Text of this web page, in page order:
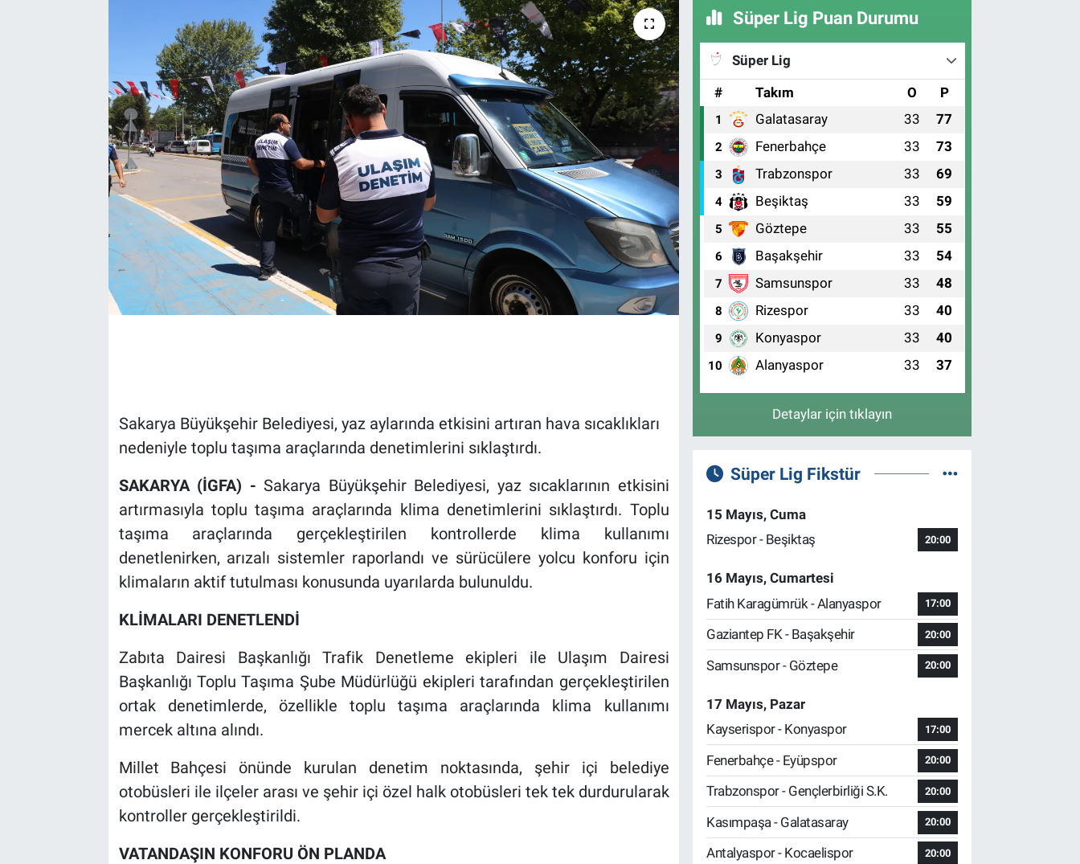
Sakarya Büyükşehir Belediyesi, yaz aylarında etkisini artıran hava sıcaklıkları
nedeniyle toplu taşıma araçlarında denetimlerini sıklaştırdı.
SAKARYA (İGFA) -Sakarya Büyükşehir Belediyesi, yaz sıcaklarının etkisini
artırmasıyla toplu taşıma araçlarında klima denetimlerini sıklaştırdı. Toplu
taşıma araçlarında gerçekleştirilen kontrollerde klima kullanımı
denetlenirken, arızalı sistemler raporlandı ve sürücülere yolcu konforu için
klimaların aktif tutulması konusunda uyarılarda bulunuldu.
KLİMALARI DENETLENDİ
Zabıta Dairesi Başkanlığı Trafik Denetleme ekipleri ile Ulaşım Dairesi
Başkanlığı Toplu Taşıma Şube Müdürlüğü ekipleri tarafından gerçekleştirilen
ortak denetimlerde, özellikle toplu taşıma araçlarında klima kullanımı
mercek altına alındı.
Millet Bahçesi önünde kurulan denetim noktasında, şehir içi belediye
otobüsleri ile ilçeler arası ve şehir içi özel halk otobüsleri tek tek durdurularak
kontroller gerçekleştirildi.
VATANDAŞIN KONFORU ÖN PLANDA
Süper Lig Puan Durumu
Süper Lig
#
Takım O P
1 Galatasaray 33 77
2 Fenerbahçe 33 73
3 Trabzonspor 33 69
4 Beşiktaş 33 59
5 Göztepe 33 55
6 Başakşehir 33 54
7 Samsunspor 33 48
8 Rizespor 33 40
9 Konyaspor 33 40
10 Alanyaspor 33 37
Detaylar için tıklayın
Süper Lig Fikstür
15 Mayıs, Cuma
Rizespor - Beşiktaş
20:00
16 Mayıs, Cumartesi
Fatih Karagümrük - Alanyaspor
17:00
Gaziantep FK - Başakşehir 20:00
Samsunspor - Göztepe 20:00
17 Mayıs, Pazar
Kayserispor - Konyaspor
17:00
Fenerbahçe - Eyüpspor 20:00
Trabzonspor - Gençlerbirliği S.K. 20:00
Kasımpaşa - Galatasaray 20:00
Antalyaspor - Kocaelispor 20:00